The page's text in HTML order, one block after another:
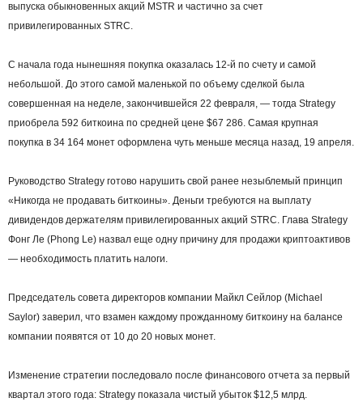
выпуска обыкновенных акций MSTR и частично за счет
привилегированных STRC.
С начала года нынешняя покупка оказалась 12-й по счету и самой
небольшой. До этого самой маленькой по объему сделкой была
совершенная на неделе, закончившейся 22 февраля, — тогда Strategy
приобрела 592 биткоина по средней цене $67 286. Самая крупная
покупка в 34 164 монет оформлена чуть меньше месяца назад, 19 апреля.
Руководство Strategy готово нарушить свой ранее незыблемый принцип
«Никогда не продавать биткоины». Деньги требуются на выплату
дивидендов держателям привилегированных акций STRC. Глава Strategy
Фонг Ле (Phong Le) назвал еще одну причину для продажи криптоактивов
— необходимость платить налоги.
Председатель совета директоров компании Майкл Сейлор (Michael
Saylor) заверил, что взамен каждому прожданному биткоину на балансе
компании появятся от 10 до 20 новых монет.
Изменение стратегии последовало после финансового отчета за первый
квартал этого года: Strategy показала чистый убыток $12,5 млрд.